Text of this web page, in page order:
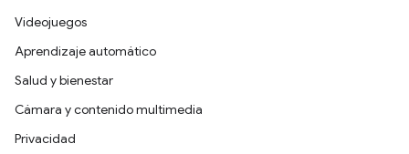
Videojuegos
Aprendizaje automático
Salud y bienestar
Cámara y contenido multimedia
Privacidad